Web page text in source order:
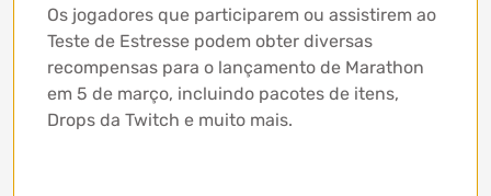
Os jogadores que participarem ou assistirem ao
Teste de Estresse podem obter diversas
recompensas para o lançamento de Marathon
em 5 de março, incluindo pacotes de itens,
Drops da Twitch e muito mais.